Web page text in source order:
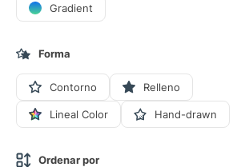
Gradient
Forma
Contorno Relleno
Lineal Color Hand-drawn
Ordenar por